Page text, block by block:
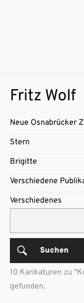
Fritz Wolf
Neue Osnabrücker
Stern
Brigitte
Verschiedene
Verschiedenes
Suchen
10 Karikaturen zu
gefunden.